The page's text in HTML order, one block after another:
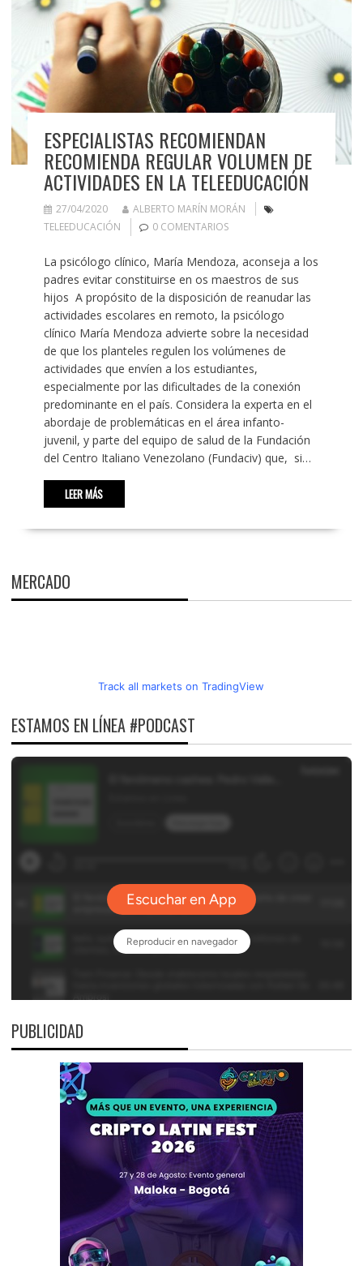
ESPECIALISTAS RECOMIENDAN
RECOMIENDA REGULAR VOLUMEN DE
ACTIVIDADES EN LA TELEEDUCACIÓN
27/04/2020
ALBERTO MARÍN MORÁN
TELEEDUCACIÓN
0 COMENTARIOS
La psicólogo clínico, María Mendoza, aconseja a los
padres evitar constituirse en os maestros de sus
hijos A propósito de la disposición de reanudar las
actividades escolares en remoto, la psicólogo
clínico María Mendoza advierte sobre la necesidad
de que los planteles regulen los volúmenes de
actividades que envíen a los estudiantes,
especialmente por las dificultades de la conexión
predominante en el país. Considera la experta en el
abordaje de problemáticas en el área infanto-
juvenil, y parte del equipo de salud de la Fundación
del Centro Italiano Venezolano (Fundaciv) que, si…
LEER MÁS
MERCADO
Track all markets on TradingView
ESTAMOS EN LÍNEA #PODCAST
PUBLICIDAD